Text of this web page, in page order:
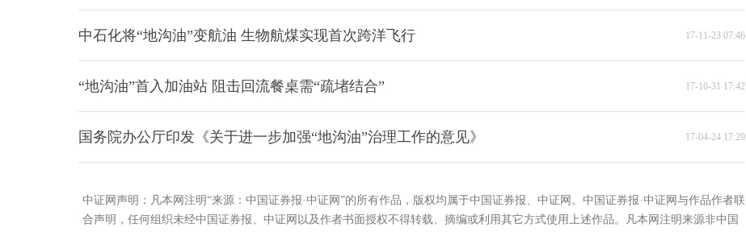
17-11-23 07:46
中石化将“地沟油”变航油 生物航煤实现首次跨洋飞行
17-10-31 17:42
“地沟油”首入加油站 阻击回流餐桌需“疏堵结合”
17-04-24 17:29
国务院办公厅印发《关于进一步加强“地沟油”治理工作的意见》
中证网声明：凡本网注明“来源：中国证券报·中证网”的所有作品，版权均属于中国证券报、中证网。中国证券报·中证网与作品作者联
合声明，任何组织未经中国证券报、中证网以及作者书面授权不得转载、摘编或利用其它方式使用上述作品。凡本网注明来源非中国